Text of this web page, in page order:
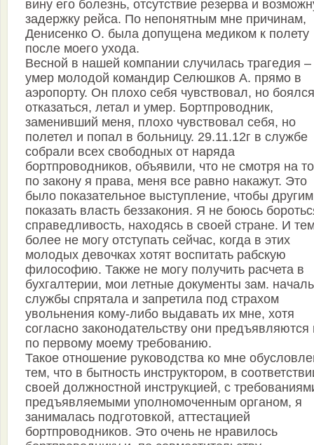
вину его болезнь, отсутствие резерва и
задержку рейса. По непонятным мне причинам,
Денисенко О. была допущена медиком к полету
после моего ухода.
Весной в нашей компании случилась трагедия –
умер молодой командир Селюшков А. прямо в
аэропорту. Он плохо себя чувствовал, но боялся
отказаться, летал и умер. Бортпроводник,
заменивший меня, плохо чувствовал себя, но
полетел и попал в больницу. 29.11.12г в службе
собрали всех свободных от наряда
бортпроводников, объявили, что не смотря на
по закону я права, меня все равно накажут. Это
было показательное выступление, чтобы другим
показать власть беззакония. Я не боюсь
справедливость, находясь в своей стране. И
более не могу отступать сейчас, когда в этих
молодых девочках хотят воспитать рабскую
философию. Также не могу получить расчета в
бухгалтерии, мои летные документы зам.
службы спрятала и запретила под страхом
увольнения кому-либо выдавать их мне, хотя
согласно законодательству они предъявляются
по первому моему требованию.
Такое отношение руководства ко мне
тем, что в бытность инструктором, в
своей должностной инструкцией, с
предъявляемыми уполномоченным органом, я
занималась подготовкой, аттестацией
бортпроводников. Это очень не нравилось